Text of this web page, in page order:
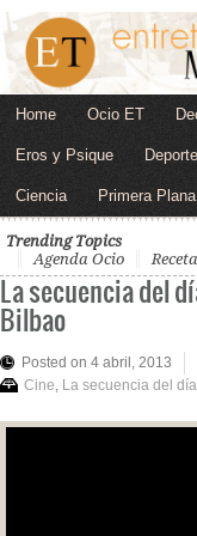
Home Ocio ET
Eros y Psique
Ciencia Primera Plana
Trending Topics
Agenda Ocio
La secuencia del
Bilbao
Posted on 4 abril, 2013
Cine La secuencia del día